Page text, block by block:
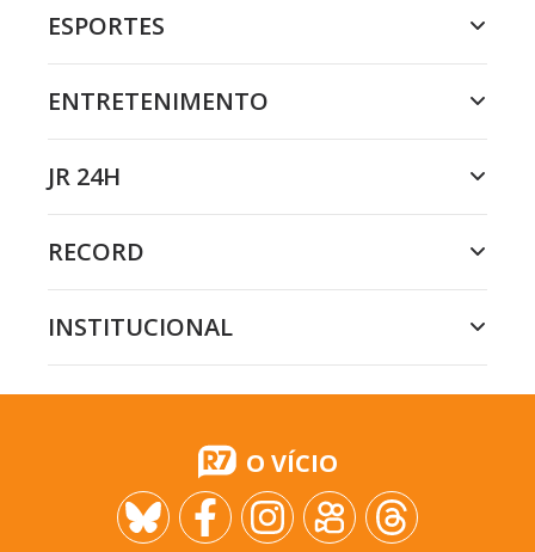
ESPORTES
ENTRETENIMENTO
JR 24H
RECORD
INSTITUCIONAL
O VÍCIO